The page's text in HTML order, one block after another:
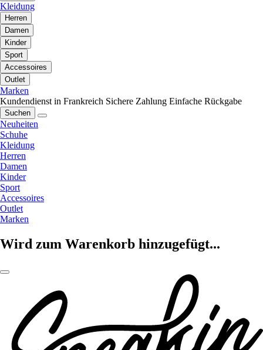
Kleidung
Herren
Damen
Kinder
Sport
Accessoires
Outlet
Marken
Kundendienst in Frankreich Sichere Zahlung Einfache Rückgabe
Suchen
Neuheiten
Schuhe
Kleidung
Herren
Damen
Kinder
Sport
Accessoires
Outlet
Marken
Wird zum Warenkorb hinzugefügt...